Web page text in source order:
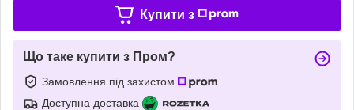
Купити з
Що таке купити з Пром?
Замовлення під захистом
Доступна доставка